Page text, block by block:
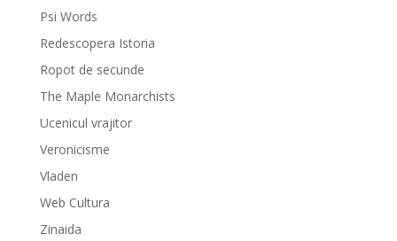
Psi Words
Redescopera Istoria
Ropot de secunde
The Maple Monarchists
Ucenicul vrajitor
Veronicisme
Vladen
Web Cultura
Zinaida